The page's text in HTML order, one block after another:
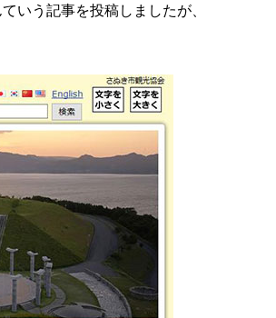
ていう記事を投稿しましたが、